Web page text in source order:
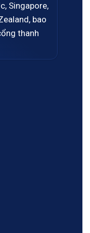
Singapore,
bao
thanh